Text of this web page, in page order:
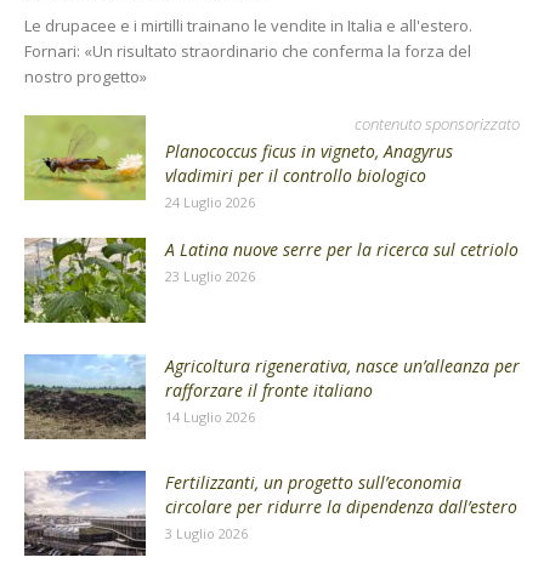
Le drupacee e i mirtilli trainano le vendite in Italia e all'estero.
Fornari: «Un risultato straordinario che conferma la forza del
nostro progetto»
contenuto sponsorizzato
Planococcus ficus in vigneto, Anagyrus
vladimiri per il controllo biologico
24 Luglio 2026
A Latina nuove serre per la ricerca sul cetriolo
23 Luglio 2026
Agricoltura rigenerativa, nasce un’alleanza per
rafforzare il fronte italiano
14 Luglio 2026
Fertilizzanti, un progetto sull’economia
circolare per ridurre la dipendenza dall’estero
3 Luglio 2026